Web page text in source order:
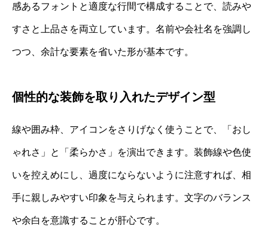
感あるフォントと適度な行間で構成することで、読みや
すさと上品さを両立しています。名前や会社名を強調し
つつ、余計な要素を省いた形が基本です。
個性的な装飾を取り入れたデザイン型
線や囲み枠、アイコンをさりげなく使うことで、「おし
ゃれさ」と「柔らかさ」を演出できます。装飾線や色使
いを控えめにし、過度にならないように注意すれば、相
手に親しみやすい印象を与えられます。文字のバランス
や余白を意識することが肝心です。